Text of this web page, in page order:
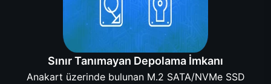
Sınır Tanımayan Depolama İmkanı
Anakart üzerinde bulunan M.2 SATA/NVMe SSD